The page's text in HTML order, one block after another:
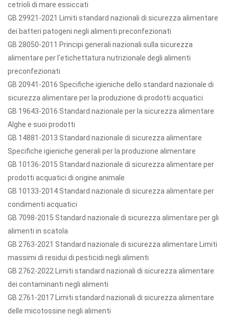
cetrioli di mare essiccati
GB 29921-2021 Limiti standard nazionali di sicurezza alimentare
dei batteri patogeni negli alimenti preconfezionati
GB 28050-2011 Principi generali nazionali sulla sicurezza
alimentare per l'etichettatura nutrizionale degli alimenti
preconfezionati
GB 20941-2016 Specifiche igieniche dello standard nazionale di
sicurezza alimentare per la produzione di prodotti acquatici
GB 19643-2016 Standard nazionale per la sicurezza alimentare
Alghe e suoi prodotti
GB 14881-2013 Standard nazionale di sicurezza alimentare
Specifiche igieniche generali per la produzione alimentare
GB 10136-2015 Standard nazionale di sicurezza alimentare per
prodotti acquatici di origine animale
GB 10133-2014 Standard nazionale di sicurezza alimentare per
condimenti acquatici
GB 7098-2015 Standard nazionale di sicurezza alimentare per gli
alimenti in scatola
GB 2763-2021 Standard nazionale di sicurezza alimentare Limiti
massimi di residui di pesticidi negli alimenti
GB 2762-2022 Limiti standard nazionali di sicurezza alimentare
dei contaminanti negli alimenti
GB 2761-2017 Limiti standard nazionali di sicurezza alimentare
delle micotossine negli alimenti